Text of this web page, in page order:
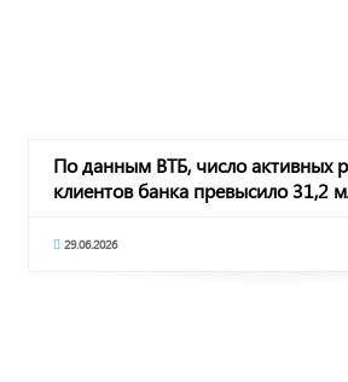
По данным ВТБ, число активных
клиентов банка превысило 31,2
29.06.2026